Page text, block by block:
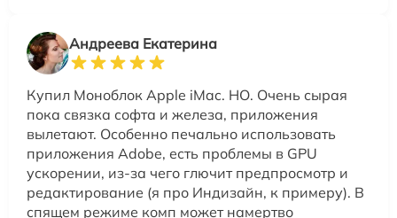
Андреева Екатерина
Купил Моноблок Apple iMac. НО. Очень сырая
пока связка софта и железа, приложения
вылетают. Особенно печально использовать
приложения Adobe, есть проблемы в GPU
ускорении, из-за чего глючит предпросмотр и
редактирование (я про Индизайн, к примеру). В
спящем режиме комп может намертво